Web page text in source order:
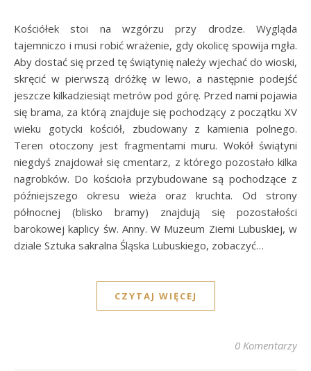
Kościółek stoi na wzgórzu przy drodze. Wygląda
tajemniczo i musi robić wrażenie, gdy okolicę spowija mgła.
Aby dostać się przed tę świątynię należy wjechać do wioski,
skręcić w pierwszą dróżkę w lewo, a następnie podejść
jeszcze kilkadziesiąt metrów pod górę. Przed nami pojawia
się brama, za którą znajduje się pochodzący z początku XV
wieku gotycki kościół, zbudowany z kamienia polnego.
Teren otoczony jest fragmentami muru. Wokół świątyni
niegdyś znajdował się cmentarz, z którego pozostało kilka
nagrobków. Do kościoła przybudowane są pochodzące z
późniejszego okresu wieża oraz kruchta. Od strony
północnej (blisko bramy) znajdują się pozostałości
barokowej kaplicy św. Anny. W Muzeum Ziemi Lubuskiej, w
dziale Sztuka sakralna Śląska Lubuskiego, zobaczyć…
CZYTAJ WIĘCEJ
0 Komentarzy